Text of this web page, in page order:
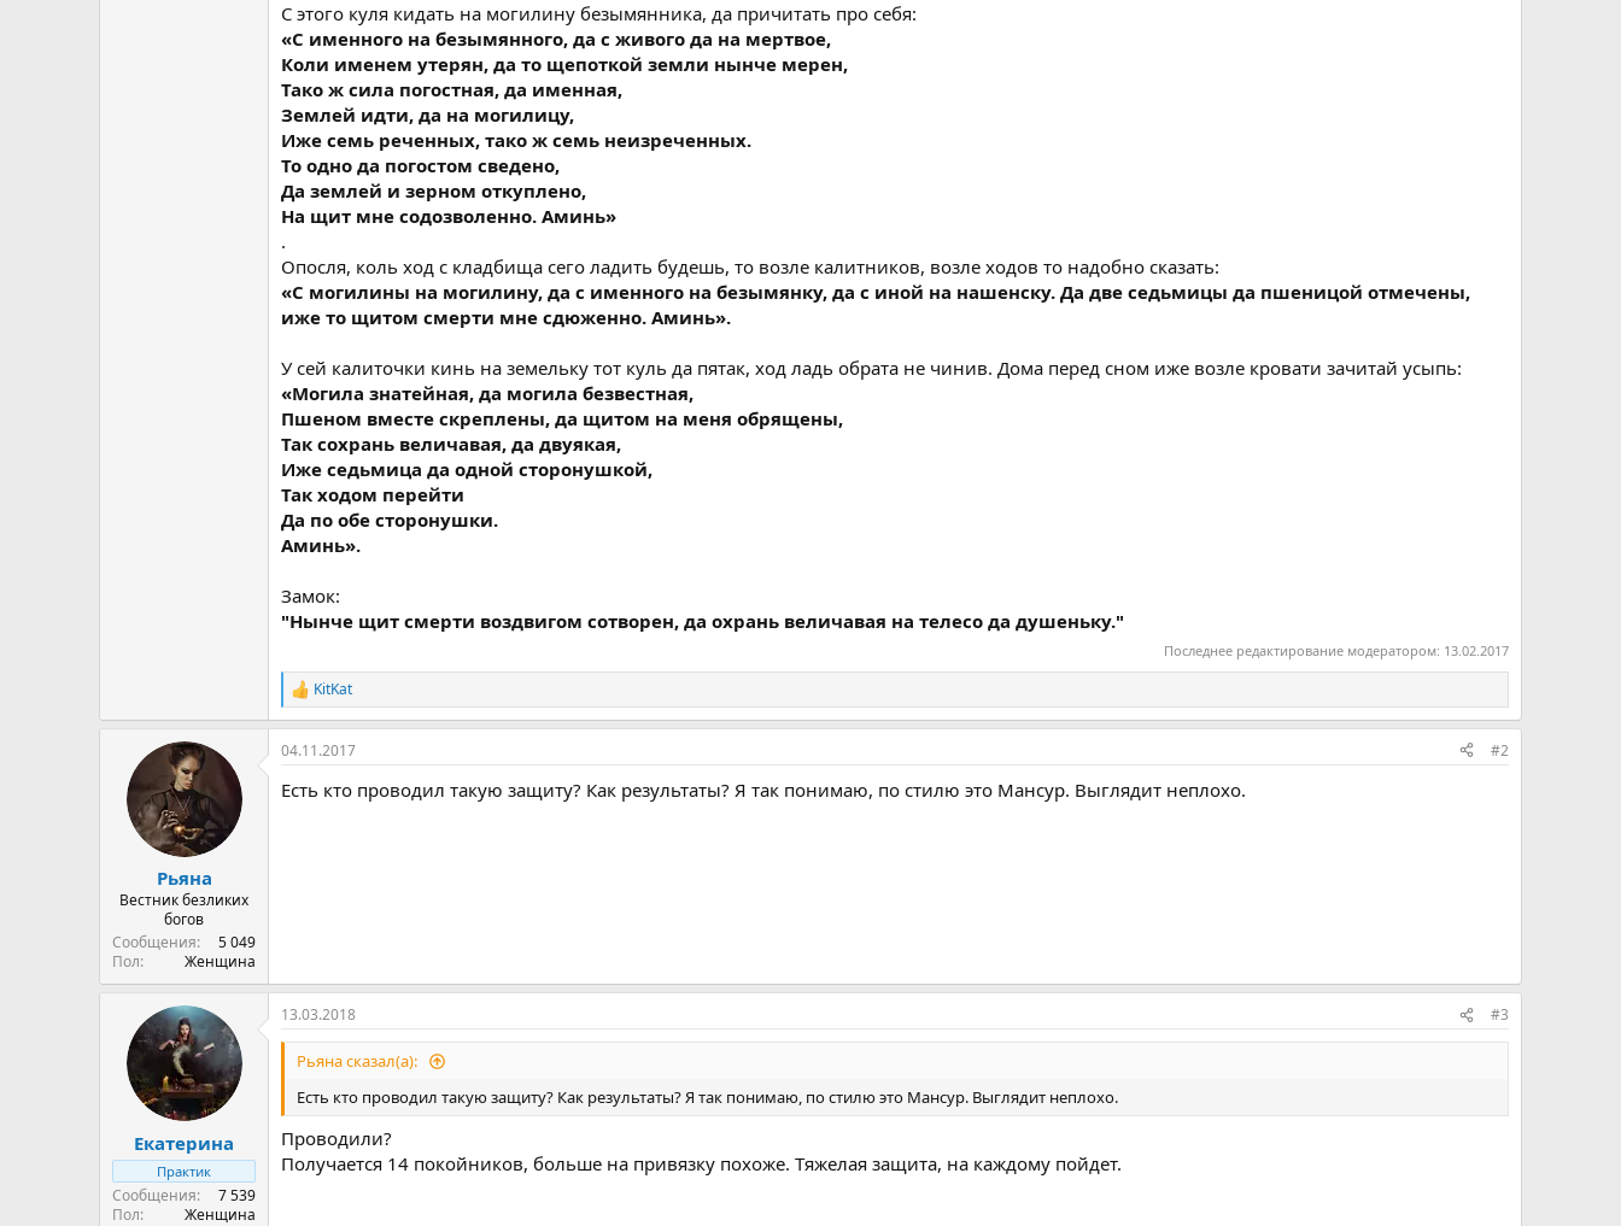
С этого куля кидать на могилину безымянника, да причитать про себя:
«С именного на безымянного, да с живого да на мертвое,
Коли именем утерян, да то щепоткой земли нынче мерен,
Тако ж сила погостная, да именная,
Землей идти, да на могилицу,
Иже семь реченных, тако ж семь неизреченных.
То одно да погостом сведено,
Да землей и зерном откуплено,
На щит мне содозволенно. Аминь»
.
Опосля, коль ход с кладбища сего ладить будешь, то возле калитников, возле ходов то надобно сказать:
«С могилины на могилину, да с именного на безымянку, да с иной на нашенску. Да две седьмицы да пшеницой отмечены,
иже то щитом смерти мне сдюженно. Аминь».
У сей калиточки кинь на земельку тот куль да пятак, ход ладь обрата не чинив. Дома перед сном иже возле кровати зачитай усыпь:
«Могила знатейная, да могила безвестная,
Пшеном вместе скреплены, да щитом на меня обрящены,
Так сохрань величавая, да двуякая,
Иже седьмица да одной сторонушкой,
Так ходом перейти
Да по обе сторонушки.
Аминь».
Замок:
"Нынче щит смерти воздвигом сотворен, да охрань величавая на телесо да душеньку."
Последнее редактирование модератором: 13.02.2017
Р
е
а
к
и
KitKat
Рьяна
Вестник безликих
богов
Сообщения
5 049
Пол
Женщина
04.11.2017 #2
Есть кто проводил такую защиту? Как результаты? Я так понимаю, по стилю это Мансур. Выглядит неплохо.
Екатерина
Практик
Сообщения
7 539
Пол
Женщина
13.03.2018 #3
Рьяна сказал(а):
Есть кто проводил такую защиту? Как результаты? Я так понимаю, по стилю это Мансур. Выглядит неплохо.
Проводили?
Получается 14 покойников, больше на привязку похоже. Тяжелая защита, на каждому пойдет.